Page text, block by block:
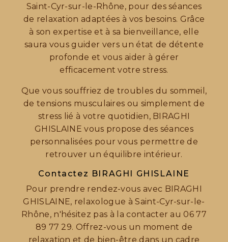
Saint-Cyr-sur-le-Rhône, pour des séances
de relaxation adaptées à vos besoins. Grâce
à son expertise et à sa bienveillance, elle
saura vous guider vers un état de détente
profonde et vous aider à gérer
efficacement votre stress.
Que vous souffriez de troubles du sommeil,
de tensions musculaires ou simplement de
stress lié à votre quotidien, BIRAGHI
GHISLAINE vous propose des séances
personnalisées pour vous permettre de
retrouver un équilibre intérieur.
Contactez BIRAGHI GHISLAINE
Pour prendre rendez-vous avec BIRAGHI
GHISLAINE, relaxologue à Saint-Cyr-sur-le-
Rhône, n'hésitez pas à la contacter au 06 77
89 77 29. Offrez-vous un moment de
relaxation et de bien-être dans un cadre